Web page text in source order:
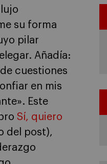
su forma
pilar
Añadía:
cuestiones
en mis
Este
Sí, quiero
del post),